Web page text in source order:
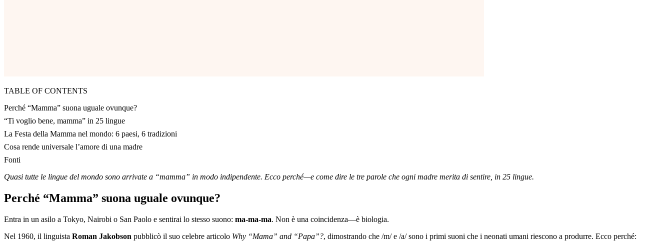
TABLE OF CONTENTS
Perché “Mamma” suona uguale ovunque?
“Ti voglio bene, mamma” in 25 lingue
La Festa della Mamma nel mondo: 6 paesi, 6 tradizioni
Cosa rende universale l’amore di una madre
Fonti
Quasi tutte le lingue del mondo sono arrivate a “mamma” in modo indipendente. Ecco perché—e come dire le tre parole che ogni madre merita di sentire, in 25 lingue.
Perché “Mamma” suona uguale ovunque?
Entra in un asilo a Tokyo, Nairobi o San Paolo e sentirai lo stesso suono: ma-ma-ma. Non è una coincidenza—è biologia.
Nel 1960, il linguista Roman Jakobson pubblicò il suo celebre articolo Why “Mama” and “Papa”?, dimostrando che /m/ e /a/ sono i primi suoni che i neonati umani riescono a produrre. Ecco perché: